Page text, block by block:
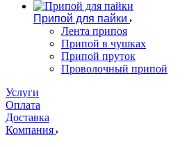
Припой для пайки
Лента припоя
Припой в чушках
Припой пруток
Проволочный припой
Услуги
Оплата
Доставка
Компания